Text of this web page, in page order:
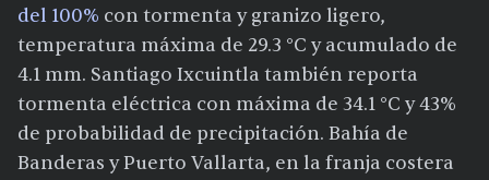
del 100% con tormenta y granizo ligero,
temperatura máxima de 29.3 °C y acumulado de
4.1 mm. Santiago Ixcuintla también reporta
tormenta eléctrica con máxima de 34.1 °C y 43%
de probabilidad de precipitación. Bahía de
Banderas y Puerto Vallarta, en la franja costera